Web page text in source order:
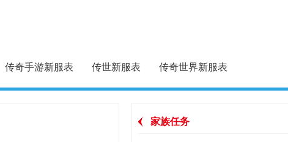
传奇手游新服表 传世新服表 传奇世界新服表
家族任务